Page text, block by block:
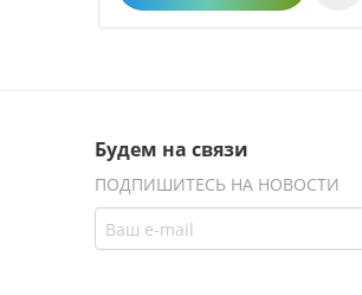
Будем на связи
ПОДПИШИТЕСЬ НА НОВОСТИ